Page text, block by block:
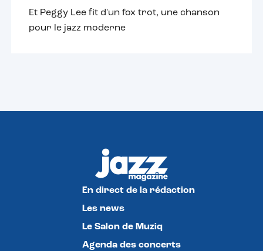
Et Peggy Lee fit d'un fox trot, une chanson
pour le jazz moderne
En direct de la rédaction
Les news
Le Salon de Muziq
Agenda des concerts